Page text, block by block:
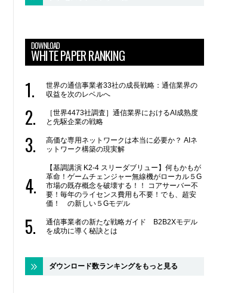
DOWNLOAD
WHITE PAPER RANKING
世界の通信事業者33社の成長戦略：通信業界の
収益を次のレベルへ
［世界4473社調査］通信業界におけるAI成熟度
と先駆企業の戦略
高価な専用ネットワークは本当に必要か？ AIネ
ットワーク構築の現実解
【基調講演 K2-4 スリーダブリュー】何もかもが
革命！ゲームチェンジャー無線機がローカル５G
市場の既存概念を破壊する！！ コアサーバー不
要！毎年のライセンス費用も不要！でも、超安
価！ の新しい５Gモデル
通信事業者の新たな戦略ガイド B2B2Xモデル
を成功に導く秘訣とは
ダウンロード数ランキングをもっと見る